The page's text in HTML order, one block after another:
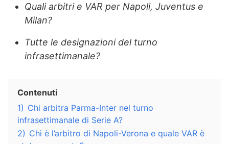
Quali arbitri e VAR per Napoli, Juventus e
Milan?
Tutte le designazioni del turno
infrasettimanale?
Contenuti
1) Chi arbitra Parma-Inter nel turno
infrasettimanale di Serie A?
2) Chi è l’arbitro di Napoli-Verona e quale VAR è